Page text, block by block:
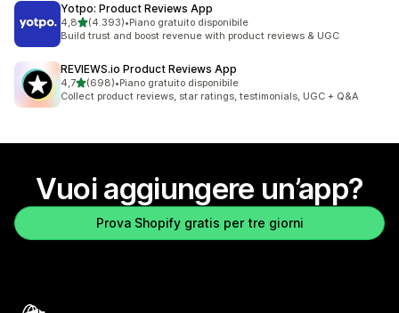
Yotpo: Product Reviews App
4,8stelle su 5
(4.393)
4393 recensioni totali
•Piano gratuito disponibile
Build trust and boost revenue with product reviews & UGC
REVIEWS.io Product Reviews App
4,7stelle su 5
(698)
698 recensioni totali
•Piano gratuito disponibile
Collect product reviews, star ratings, testimonials, UGC + Q&A
Vuoi aggiungere un’app?
Prova Shopify gratis per tre giorni